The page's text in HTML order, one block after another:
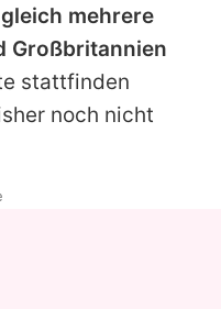
mehrere
Großbritannien
stattfinden
noch nicht